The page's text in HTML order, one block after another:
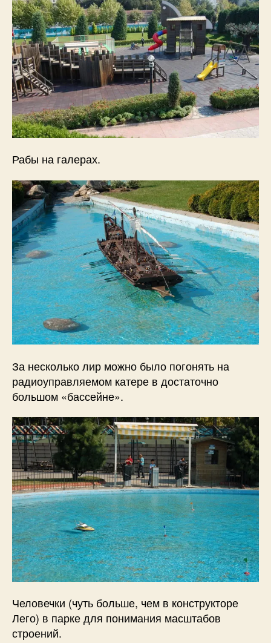
Рабы на галерах.
За несколько лир можно было погонять на
радиоуправляемом катере в достаточно
большом «бассейне».
Человечки (чуть больше, чем в конструкторе
Лего) в парке для понимания масштабов
строений.